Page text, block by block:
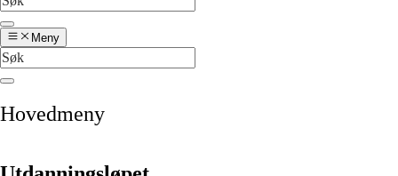
Meny
Hovedmeny